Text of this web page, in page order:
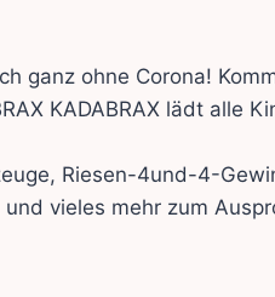
ganz ohne Corona!
KADABRAX lädt alle
Riesen-4und-4-
vieles mehr zum